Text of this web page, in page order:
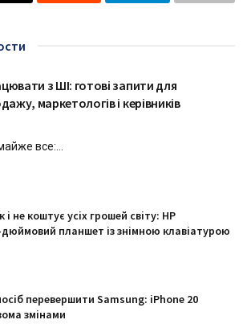
з ШІ: готові запити для
маркетологів і керівників
все:...
не коштує усіх грошей світу: HP
дюймовий планшет із знімною клавіатурою
перевершити Samsung: iPhone 20
змінами